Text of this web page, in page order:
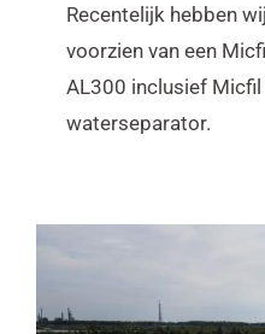
Recentelijk hebben
voorzien van een
AL300 inclusief Micfil
waterseparator.